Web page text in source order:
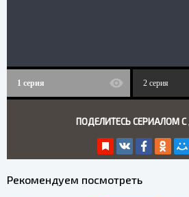
1 серия 2 серия
ПОДЕЛИТЕСЬ СЕРИАЛОМ
Рекомендуем посмотреть